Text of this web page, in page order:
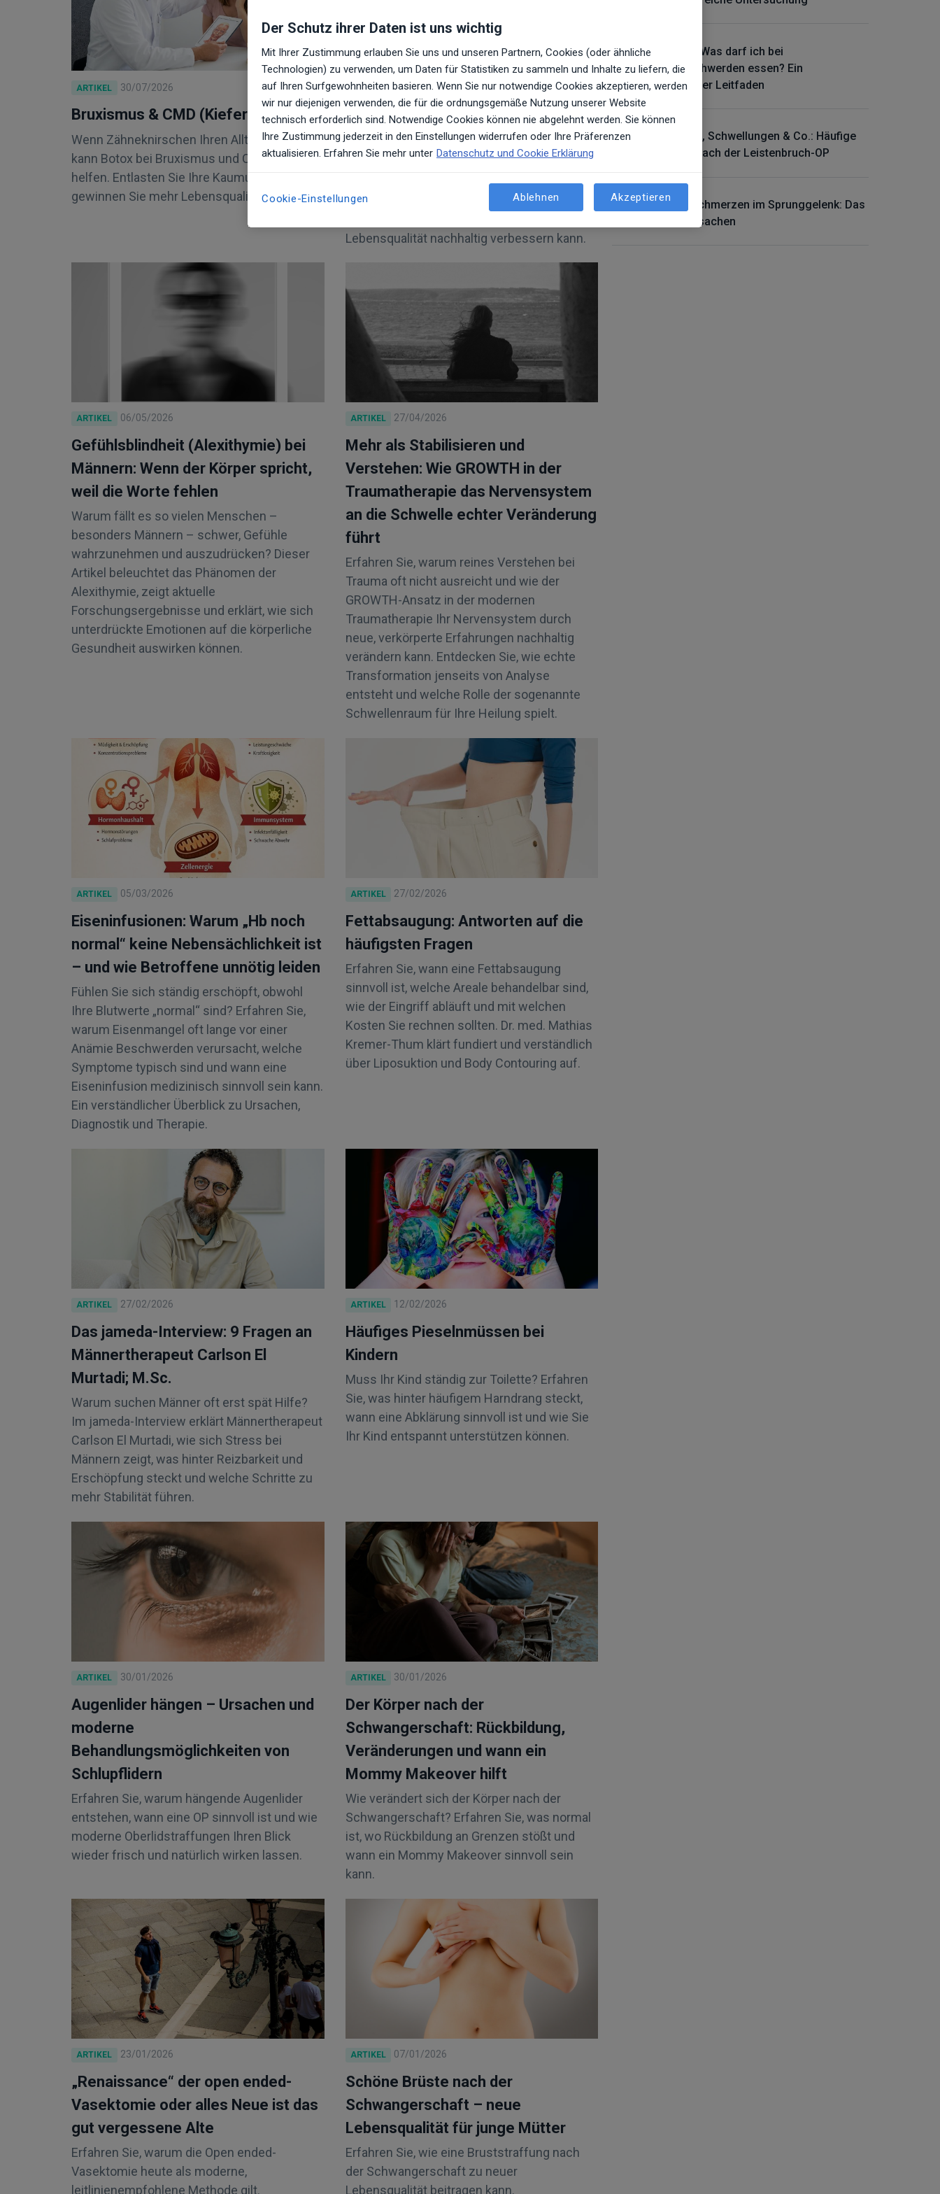
ARTIKEL 30/07/2026
Bruxismus & CMD (Kiefergelenk)
Wenn Zähneknirschen Ihren Alltag belastet,
kann Botox bei Bruxismus und CMD gezielt
helfen. Entlasten Sie Ihre Kaumuskulatur und
gewinnen Sie mehr Lebensqualität.
ARTIKEL 30/07/2026
Chronische Migräne & Botox
(PREEMPT-Schema)
Leiden Sie unter chronischer Migräne?
Erfahren Sie, wie die Botox-Therapie nach
dem PREEMPT-Schema die Anzahl Ihrer
Lebensqualität nachhaltig verbessern kann.
ARTIKEL 06/05/2026
Gefühlsblindheit (Alexithymie) bei
Männern: Wenn der Körper spricht,
weil die Worte fehlen
Warum fällt es so vielen Menschen –
besonders Männern – schwer, Gefühle
wahrzunehmen und auszudrücken? Dieser
Artikel beleuchtet das Phänomen der
Alexithymie, zeigt aktuelle
Forschungsergebnisse und erklärt, wie sich
unterdrückte Emotionen auf die körperliche
Gesundheit auswirken können.
ARTIKEL 27/04/2026
Mehr als Stabilisieren und
Verstehen: Wie GROWTH in der
Traumatherapie das Nervensystem
an die Schwelle echter Veränderung
führt
Erfahren Sie, warum reines Verstehen bei
Trauma oft nicht ausreicht und wie der
GROWTH-Ansatz in der modernen
Traumatherapie Ihr Nervensystem durch
neue, verkörperte Erfahrungen nachhaltig
verändern kann. Entdecken Sie, wie echte
Transformation jenseits von Analyse
entsteht und welche Rolle der sogenannte
Schwellenraum für Ihre Heilung spielt.
ARTIKEL 05/03/2026
Eiseninfusionen: Warum „Hb noch
normal“ keine Nebensächlichkeit ist
– und wie Betroffene unnötig leiden
Fühlen Sie sich ständig erschöpft, obwohl
Ihre Blutwerte „normal“ sind? Erfahren Sie,
warum Eisenmangel oft lange vor einer
Anämie Beschwerden verursacht, welche
Symptome typisch sind und wann eine
Eiseninfusion medizinisch sinnvoll sein kann.
Ein verständlicher Überblick zu Ursachen,
Diagnostik und Therapie.
ARTIKEL 27/02/2026
Fettabsaugung: Antworten auf die
häufigsten Fragen
Erfahren Sie, wann eine Fettabsaugung
sinnvoll ist, welche Areale behandelbar sind,
wie der Eingriff abläuft und mit welchen
Kosten Sie rechnen sollten. Dr. med. Mathias
Kremer-Thum klärt fundiert und verständlich
über Liposuktion und Body Contouring auf.
ARTIKEL 27/02/2026
Das jameda-Interview: 9 Fragen an
Männertherapeut Carlson El
Murtadi; M.Sc.
Warum suchen Männer oft erst spät Hilfe?
Im jameda-Interview erklärt Männertherapeut
Carlson El Murtadi, wie sich Stress bei
Männern zeigt, was hinter Reizbarkeit und
Erschöpfung steckt und welche Schritte zu
mehr Stabilität führen.
ARTIKEL 12/02/2026
Häufiges Pieselnmüssen bei
Kindern
Muss Ihr Kind ständig zur Toilette? Erfahren
Sie, was hinter häufigem Harndrang steckt,
wann eine Abklärung sinnvoll ist und wie Sie
Ihr Kind entspannt unterstützen können.
ARTIKEL 30/01/2026
Augenlider hängen – Ursachen und
moderne
Behandlungsmöglichkeiten von
Schlupflidern
Erfahren Sie, warum hängende Augenlider
entstehen, wann eine OP sinnvoll ist und wie
moderne Oberlidstraffungen Ihren Blick
wieder frisch und natürlich wirken lassen.
ARTIKEL 30/01/2026
Der Körper nach der
Schwangerschaft: Rückbildung,
Veränderungen und wann ein
Mommy Makeover hilft
Wie verändert sich der Körper nach der
Schwangerschaft? Erfahren Sie, was normal
ist, wo Rückbildung an Grenzen stößt und
wann ein Mommy Makeover sinnvoll sein
kann.
ARTIKEL 23/01/2026
„Renaissance“ der open ended-
Vasektomie oder alles Neue ist das
gut vergessene Alte
Erfahren Sie, warum die Open ended-
Vasektomie heute als moderne,
leitlinienempfohlene Methode gilt.
ARTIKEL 07/01/2026
Schöne Brüste nach der
Schwangerschaft – neue
Lebensqualität für junge Mütter
Erfahren Sie, wie eine Bruststraffung nach
der Schwangerschaft zu neuer
Lebensqualität beitragen kann.
Gallendiät: Was darf ich bei
Gallenbeschwerden essen? Ein
umfassender Leitfaden
Schmerzen, Schwellungen & Co.: Häufige
Probleme nach der Leistenbruch-OP
Plötzlich Schmerzen im Sprunggelenk: Das
sind die Ursachen
Der Schutz ihrer Daten ist uns wichtig
Mit Ihrer Zustimmung erlauben Sie uns und unseren Partnern, Cookies (oder ähnliche
Technologien) zu verwenden, um Daten für Statistiken zu sammeln und Inhalte zu liefern, die
auf Ihren Surfgewohnheiten basieren. Wenn Sie nur notwendige Cookies akzeptieren, werden
wir nur diejenigen verwenden, die für die ordnungsgemäße Nutzung unserer Website
technisch erforderlich sind. Notwendige Cookies können nie abgelehnt werden. Sie können
Ihre Zustimmung jederzeit in den Einstellungen widerrufen oder Ihre Präferenzen
aktualisieren. Erfahren Sie mehr unter Datenschutz und Cookie Erklärung
Cookie-Einstellungen Ablehnen Akzeptieren